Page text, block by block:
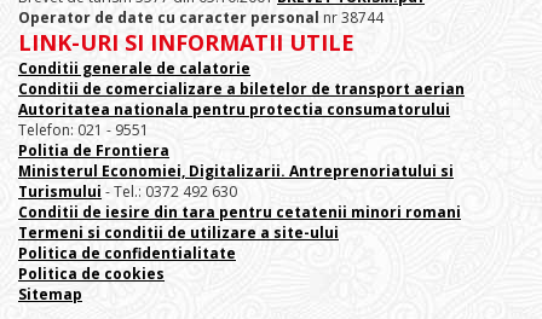
Operator de date cu caracter personal nr 38744
LINK-URI SI INFORMATII UTILE
Conditii generale de calatorie
Conditii de comercializare a biletelor de transport aerian
Autoritatea nationala pentru protectia consumatorului
Telefon: 021 - 9551
Politia de Frontiera
Ministerul Economiei, Digitalizarii. Antreprenoriatului si
Turismului - Tel.: 0372 492 630
Conditii de iesire din tara pentru cetatenii minori romani
Termeni si conditii de utilizare a site-ului
Politica de confidentialitate
Politica de cookies
Sitemap